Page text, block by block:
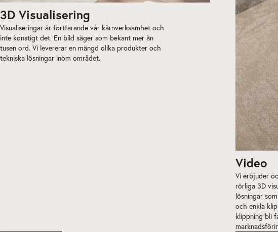
3D Visualisering
Visualiseringar är fortfarande vår kärnverksamhet och
inte konstigt det. En bild säger som bekant mer än
tusen ord. Vi levererar en mängd olika produkter och
tekniska lösningar inom området.
Video
Vi erbjuder
rörliga 3D
lösningar
och enkla
klippning bli